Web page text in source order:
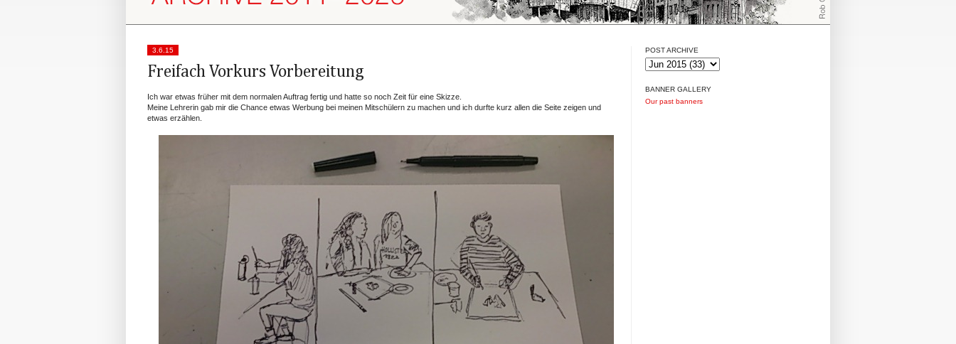
3.6.15
Freifach Vorkurs Vorbereitung
Ich war etwas früher mit dem normalen Auftrag fertig und hatte so noch Zeit für eine Skizze.
Meine Lehrerin gab mir die Chance etwas Werbung bei meinen Mitschülern zu machen und ich durfte kurz allen die Seite zeigen und
etwas erzählen.
POST ARCHIVE
BANNER GALLERY
Our past banners